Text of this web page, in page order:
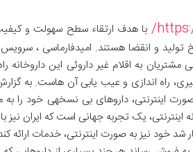
با هدف ارتقاء سطح سهولت و
و انقضا هستند. امیدفارماسی ،
به اقلام غیر داروئی این
راه اندازی و عیب یابی آن هاست. به گزارش
اینترنتی، داروهای بی نسخهی خود را
یک تجربه جهانی است که ایران نیز
خود نیز به صورت اینترنتی، خدمات ارائه